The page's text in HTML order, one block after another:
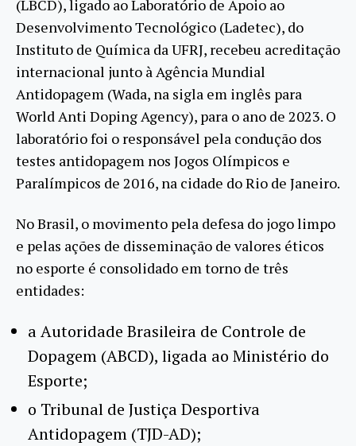
(LBCD), ligado ao Laboratório de Apoio ao
Desenvolvimento Tecnológico (Ladetec), do
Instituto de Química da UFRJ, recebeu acreditação
internacional junto à Agência Mundial
Antidopagem (Wada, na sigla em inglês para
World Anti Doping Agency), para o ano de 2023. O
laboratório foi o responsável pela condução dos
testes antidopagem nos Jogos Olímpicos e
Paralímpicos de 2016, na cidade do Rio de Janeiro.
No Brasil, o movimento pela defesa do jogo limpo
e pelas ações de disseminação de valores éticos
no esporte é consolidado em torno de três
entidades:
a Autoridade Brasileira de Controle de
Dopagem (ABCD), ligada ao Ministério do
Esporte;
o Tribunal de Justiça Desportiva
Antidopagem (TJD-AD);